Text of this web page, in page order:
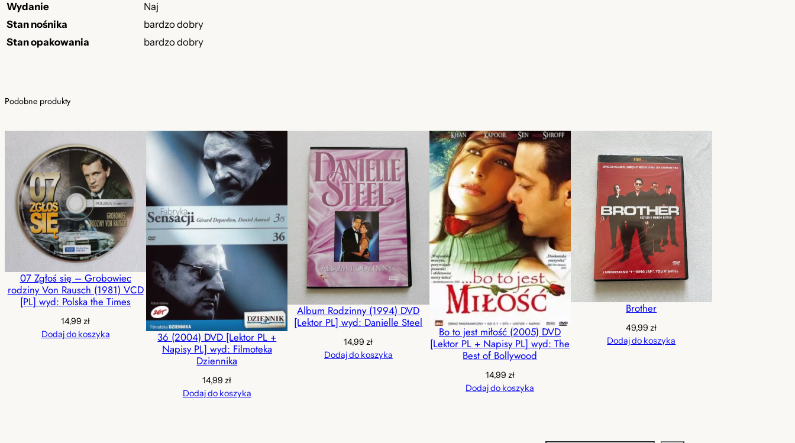
Wydanie
Naj
Stan nośnika
bardzo dobry
Stan opakowania
bardzo dobry
Podobne produkty
07 Zgłoś się – Grobowiec
rodziny Von Rausch (1981) VCD
[PL] wyd: Polska the Times
14,99zł
Dodaj do koszyka
36 (2004) DVD [Lektor PL +
Napisy PL] wyd: Filmoteka
Dziennika
14,99zł
Dodaj do koszyka
Album Rodzinny (1994) DVD
[Lektor PL] wyd: Danielle Steel
14,99zł
Dodaj do koszyka
Bo to jest miłość (2005) DVD
[Lektor PL + Napisy PL] wyd: The
Best of Bollywood
14,99 zł
Dodaj do koszyka
Brother
49,99zł
Dodaj do koszyka